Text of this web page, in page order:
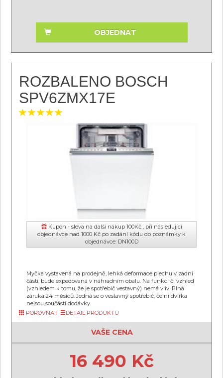
OBJEDNAT
ROZBALENO BOSCH
SPV6ZMX17E
Kupón - sleva na další nákup 100Kč , při následující
objednávce nad 1000 Kč po zadání kódu do poznámky k
objednávce: DN100D
Myčka vystavená na prodejně, lehká deformace plechu v zadní
části, bude expedovaná v náhradním obalu. Na funkci či vzhled
(vzhledem k tomu, že je spotřebič vestavný) nemá vliv. Plná
záruka 24 měsíců. Jedná se o vestavný spotřebič, čelní dvířka
nejsou součástí dodávky.
POROVNAT
DETAIL PRODUKTU
VAŠE CENA
16 490 Kč